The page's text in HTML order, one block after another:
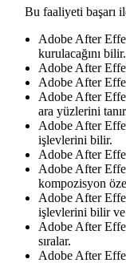
Bu faaliyeti başarı
Adobe After
kurulacağını bilir.
Adobe After
Adobe After
Adobe After
ara yüzlerini
Adobe After
işlevlerini bilir.
Adobe After
Adobe After
kompozisyon
Adobe After
işlevlerini bilir ve
Adobe After
sıralar.
Adobe After